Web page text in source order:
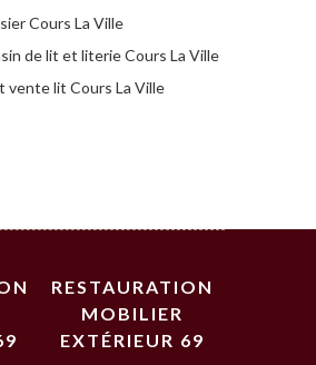
Cours La Ville
de lit et literie Cours La Ville
vente lit Cours La Ville
RESTAURATION
MOBILIER
EXTÉRIEUR 69